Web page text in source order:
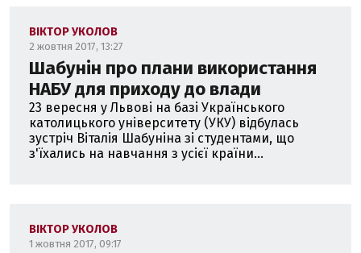
ВІКТОР УКОЛОВ
2 жовтня 2017, 13:27
Шабунін про плани використання
НАБУ для приходу до влади
23 вересня у Львові на базі Українського
католицького університету (УКУ) відбулась
зустріч Віталія Шабуніна зі студентами, що
з'їхались на навчання з усієї країни...
ВІКТОР УКОЛОВ
1 жовтня 2017, 09:17